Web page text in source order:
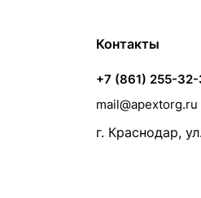
Контакты
+7 (861) 255-
mail@apextorg.ru
г. Краснодар,